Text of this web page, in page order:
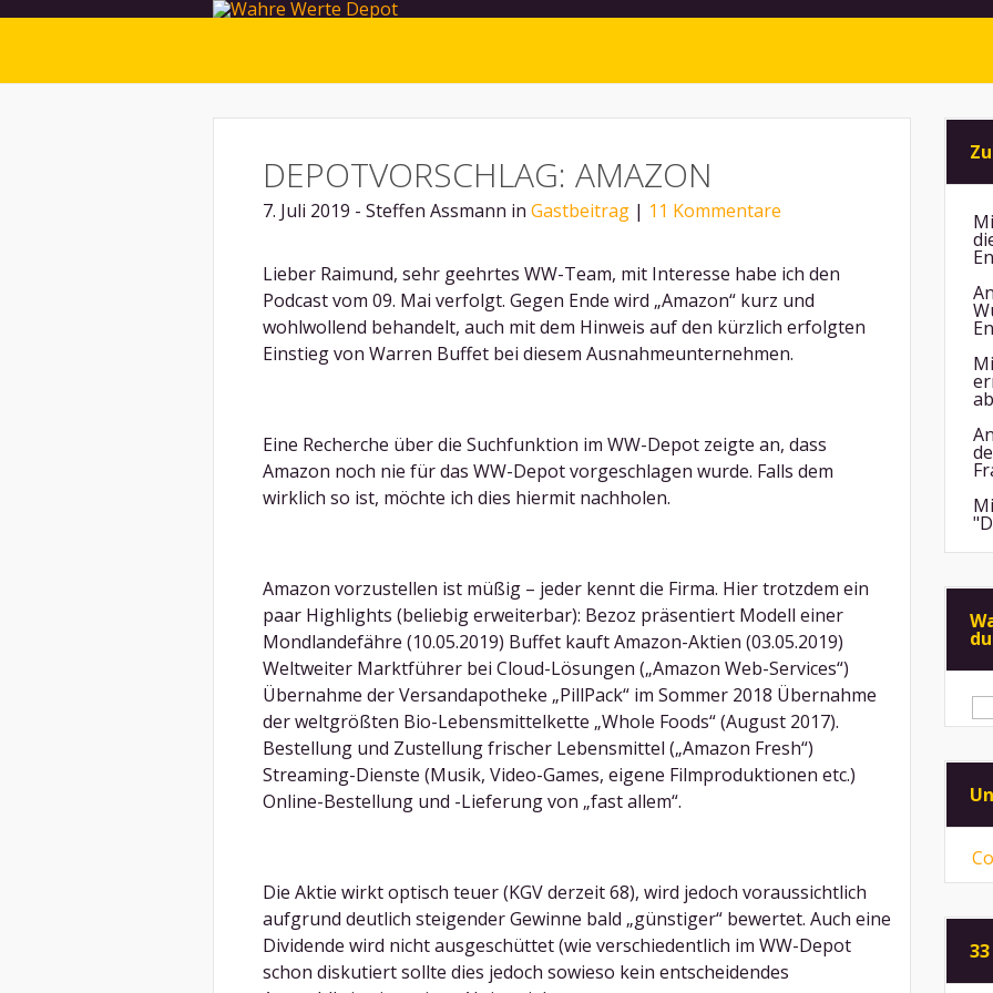
DEPOTVORSCHLAG: AMAZON
7. Juli 2019 - Steffen Assmann in Gastbeitrag | 11 Kommentare
Lieber Raimund, sehr geehrtes WW-Team, mit Interesse habe ich den
Podcast vom 09. Mai verfolgt. Gegen Ende wird „Amazon“ kurz und
wohlwollend behandelt, auch mit dem Hinweis auf den kürzlich erfolgten
Einstieg von Warren Buffet bei diesem Ausnahmeunternehmen.
Eine Recherche über die Suchfunktion im WW-Depot zeigte an, dass
Amazon noch nie für das WW-Depot vorgeschlagen wurde. Falls dem
wirklich so ist, möchte ich dies hiermit nachholen.
Amazon vorzustellen ist müßig – jeder kennt die Firma. Hier trotzdem ein
paar Highlights (beliebig erweiterbar): Bezoz präsentiert Modell einer
Mondlandefähre (10.05.2019) Buffet kauft Amazon-Aktien (03.05.2019)
Weltweiter Marktführer bei Cloud-Lösungen („Amazon Web-Services“)
Übernahme der Versandapotheke „PillPack“ im Sommer 2018 Übernahme
der weltgrößten Bio-Lebensmittelkette „Whole Foods“ (August 2017).
Bestellung und Zustellung frischer Lebensmittel („Amazon Fresh“)
Streaming-Dienste (Musik, Video-Games, eigene Filmproduktionen etc.)
Online-Bestellung und -Lieferung von „fast allem“.
Die Aktie wirkt optisch teuer (KGV derzeit 68), wird jedoch voraussichtlich
aufgrund deutlich steigender Gewinne bald „günstiger“ bewertet. Auch eine
Dividende wird nicht ausgeschüttet (wie verschiedentlich im WW-Depot
schon diskutiert sollte dies jedoch sowieso kein entscheidendes